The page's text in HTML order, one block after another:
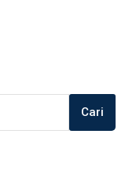
Cari